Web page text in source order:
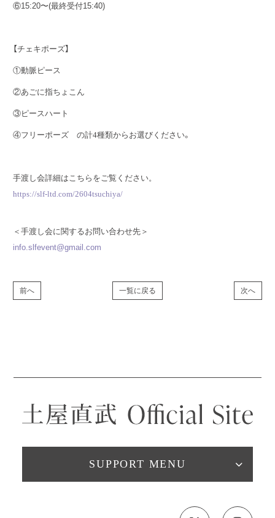
⑥15:20〜(最終受付15:40)
【チェキポーズ】
①動脈ピース
②あごに指ちょこん
③ピースハート
④フリーポーズ の計4種類からお選びください。
手渡し会詳細はこちらをご覧ください。
https://slf-ltd.com/2604tsuchiya/
＜手渡し会に関するお問い合わせ先＞
info.slfevent@gmail.com
前へ 一覧に戻る 次へ
SUPPORT MENU